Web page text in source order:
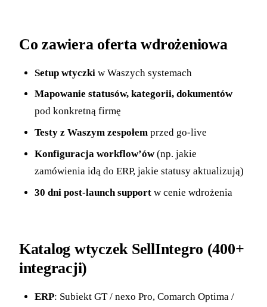
Co zawiera oferta wdrożeniowa
Setup wtyczki w Waszych systemach
Mapowanie statusów, kategorii, dokumentów
pod konkretną firmę
Testy z Waszym zespołemprzed go-live
Konfiguracja workflow’ów(np. jakie
zamówienia idą do ERP, jakie statusy aktualizują)
30 dni post-launch supportw cenie wdrożenia
Katalog wtyczek SellIntegro (400+
integracji)
ERP: Subiekt GT / nexo Pro, Comarch Optima /